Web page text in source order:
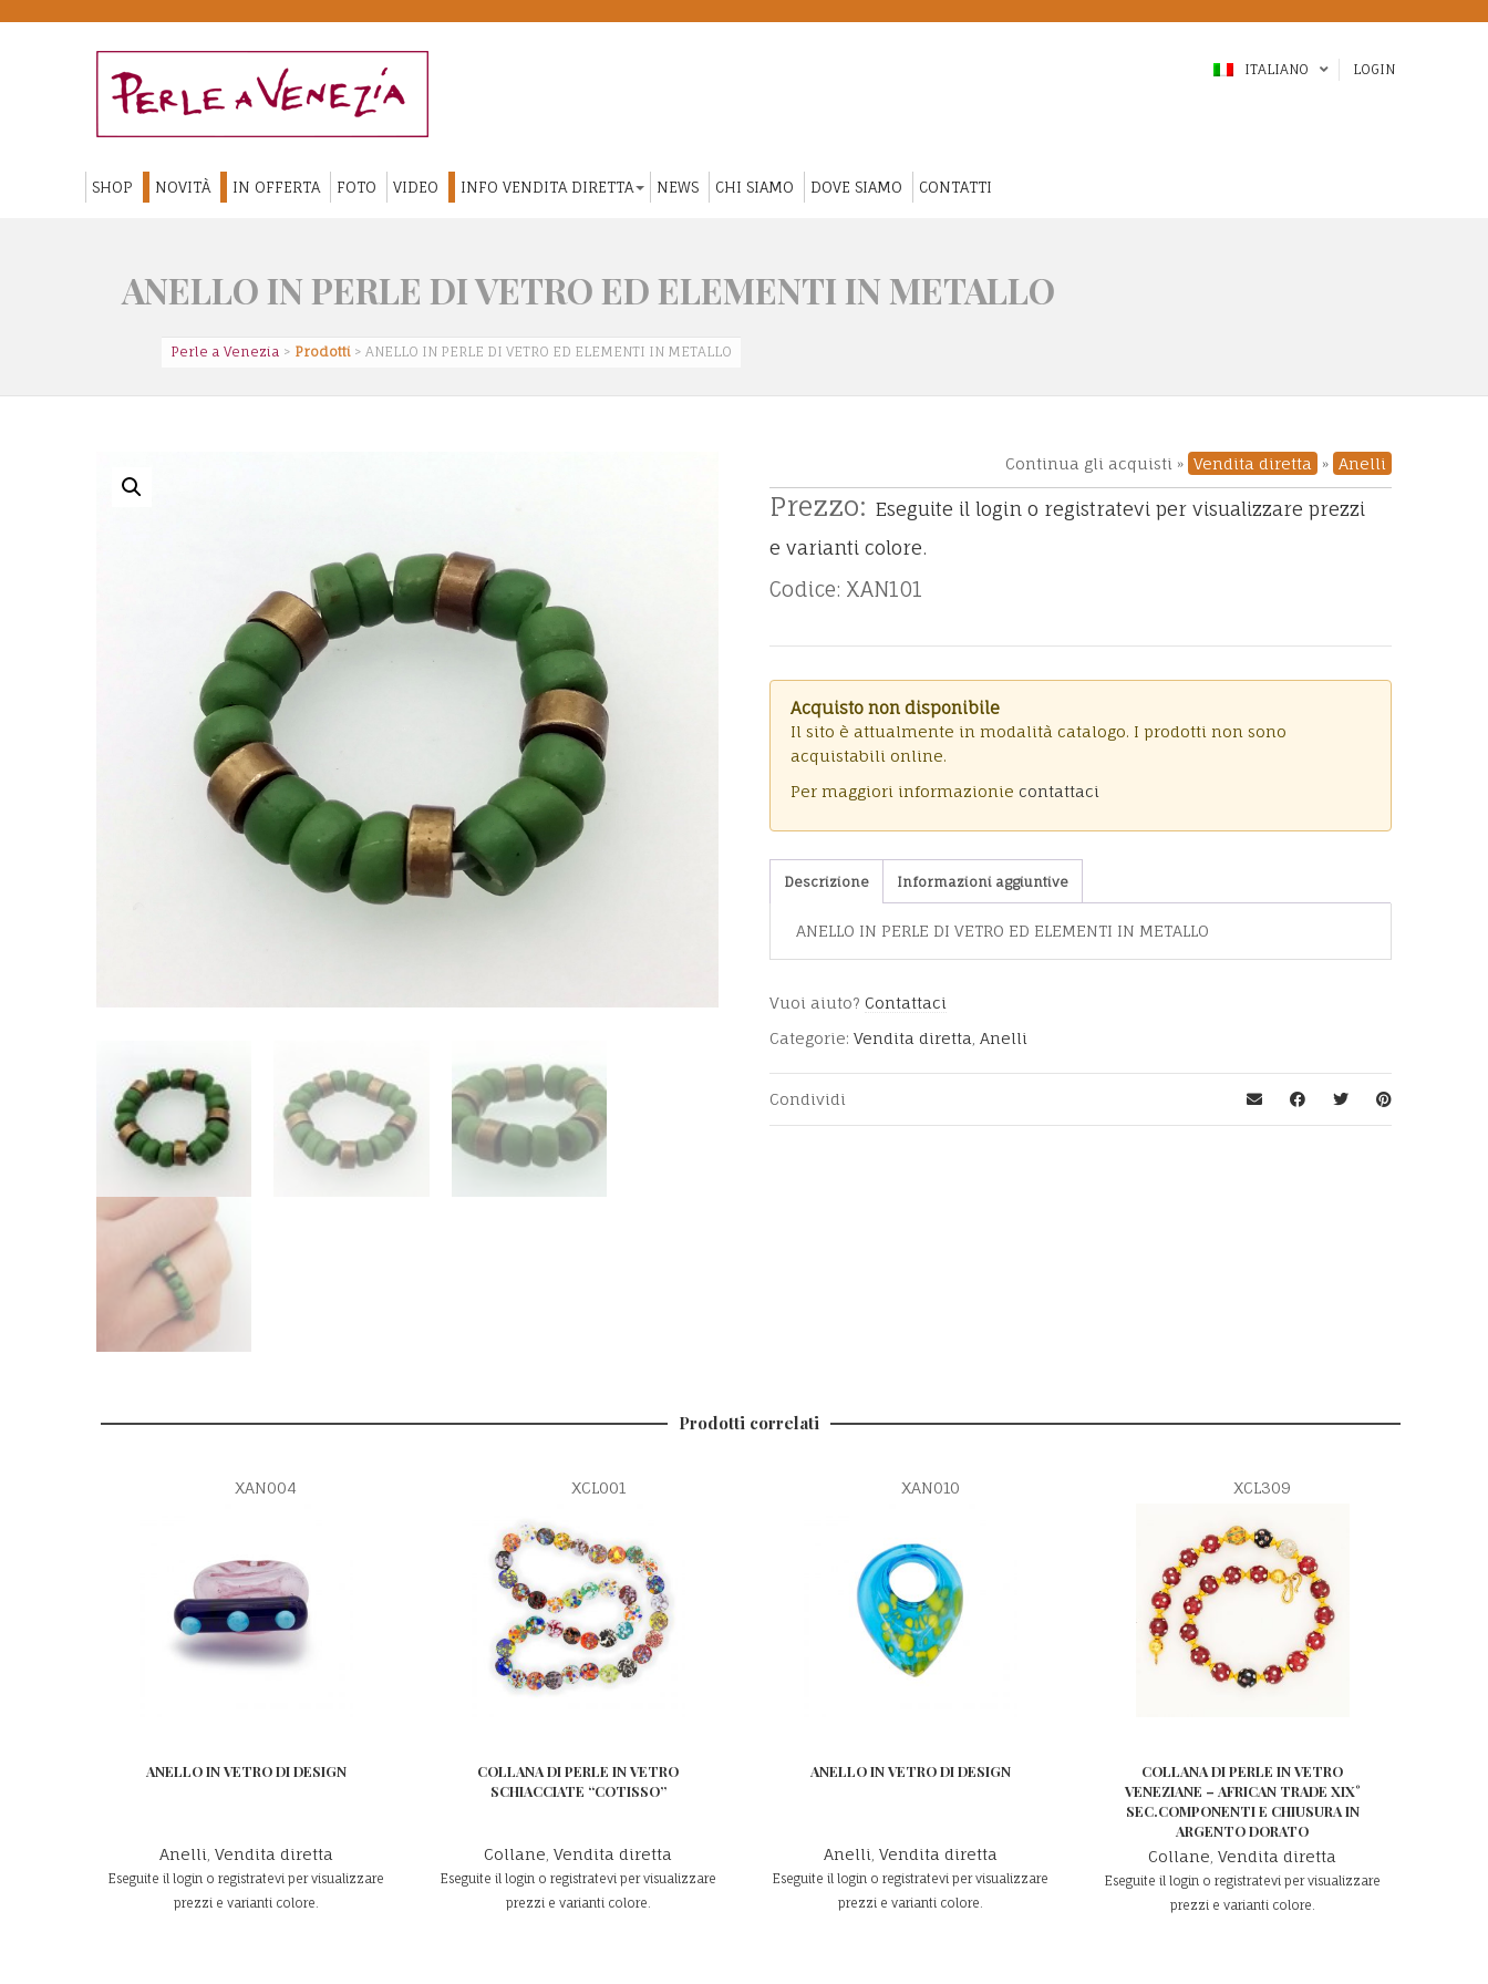
ITALIANO LOGIN
SHOP NOVITÀ IN OFFERTA FOTO VIDEO INFO VENDITA DIRETTA NEWS CHI SIAMO DOVE SIAMO CONTATTI
ANELLO IN PERLE DI VETRO ED ELEMENTI IN METALLO
Perle a Venezia > Prodotti> ANELLO IN PERLE DI VETRO ED ELEMENTI IN METALLO
Continua gli acquisti » Vendita diretta » Anelli
Prezzo: Eseguite il login o registratevi per visualizzare prezzi
e varianti colore.
Codice: XAN101
Acquisto non disponibile
Il sito è attualmente in modalità catalogo. I prodotti non sono
acquistabili online.
Per maggiori informazionie contattaci
Descrizione Informazioni aggiuntive
ANELLO IN PERLE DI VETRO ED ELEMENTI IN METALLO
Vuoi aiuto? Contattaci
Categorie:Vendita diretta ,Anelli
Condividi
Prodotti correlati
XAN004
ANELLO IN VETRO DI DESIGN
Anelli Vendita diretta
Eseguite il login o registratevi per visualizzare
prezzi e varianti colore.
XCL001
COLLANA DI PERLE IN VETRO
SCHIACCIATE “COTISSO”
Collane Vendita diretta
Eseguite il login o registratevi per visualizzare
prezzi e varianti colore.
XAN010
ANELLO IN VETRO DI DESIGN
Anelli Vendita diretta
Eseguite il login o registratevi per visualizzare
prezzi e varianti colore.
XCL309
COLLANA DI PERLE IN VETRO
VENEZIANE – AFRICAN TRADE XIX°
SEC.COMPONENTI E CHIUSURA IN
ARGENTO DORATO
Collane Vendita diretta
Eseguite il login o registratevi per visualizzare
prezzi e varianti colore.